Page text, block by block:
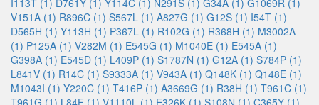
I113T (1) D761Y (1) Y114C (1) N291S (1) G34A (1) G1069R (1)
V151A (1) R896C (1) S567L (1) A827G (1) G12S (1) I54T (1)
D565H (1) Y113H (1) P367L (1) R102G (1) R368H (1) M3002A
(1) P125A (1) V282M (1) E545G (1) M1040E (1) E545A (1)
G398A (1) E545D (1) L409P (1) S1787N (1) G12A (1) S784P (1)
L841V (1) R14C (1) S9333A (1) V943A (1) Q148K (1) Q148E (1)
M1043I (1) Y220C (1) T416P (1) A3669G (1) R38H (1) T961C (1)
T961G (1) L84F (1) V1110L (1) E326K (1) S108N (1) C365Y (1)